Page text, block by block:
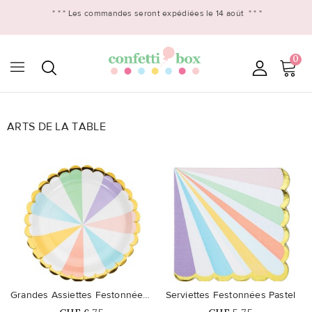
* * * Les commandes seront expédiées le 14 août * * *
0

ARTS DE LA TABLE
favorite_border
Grandes Assiettes Festonnées Pastel
Serviettes Festonnées Pastel